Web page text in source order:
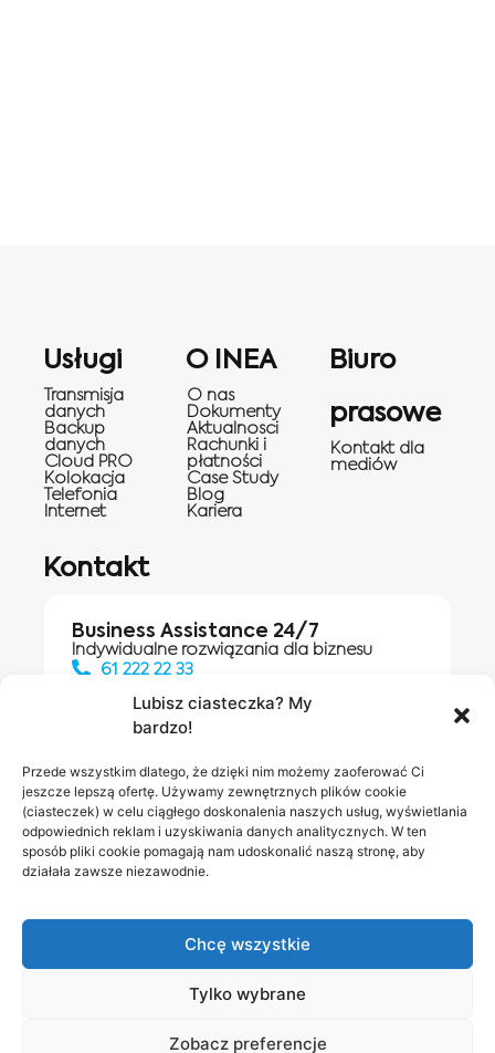
Lubisz ciasteczka? My
bardzo!
Przede wszystkim dlatego, że dzięki nim możemy zaoferować Ci
jeszcze lepszą ofertę. Używamy zewnętrznych plików cookie
(ciasteczek) w celu ciągłego doskonalenia naszych usług, wyświetlania
odpowiednich reklam i uzyskiwania danych analitycznych. W ten
sposób pliki cookie pomagają nam udoskonalić naszą stronę, aby
działała zawsze niezawodnie.
Chcę wszystkie
Tylko wybrane
Zobacz preferencje
Usługi
Transmisja
danych
Backup
danych
Cloud PRO
Kolokacja
Telefonia
Internet
O INEA
O nas
Dokumenty
Aktualnosci
Rachunki i
płatności
Case Study
Blog
Kariera
Biuro
prasowe
Kontakt dla
mediów
Kontakt
Business Assistance 24/7
Indywidualne rozwiązania dla biznesu
61 222 22 33
Salony INEA
Napisz do